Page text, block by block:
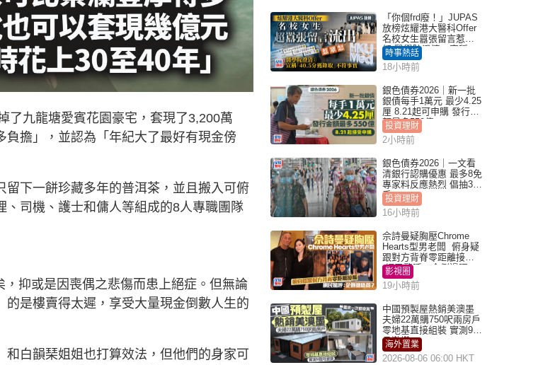
了九龍塘愛賓花園豪宅，套現了3,200萬
擔」，並認為「年紀大了最好有現金傍
下一餅珍藏多年的普洱茶，並且搬入可俯
司機、護士和傭人等組成的8人專職團隊
抑或是因喪偶之悲傷而患上絕症。但無論
是樓賣得太遲，享受大量現金倒數人生的
白韻琹姐姐也打算效法，但他們的身家可
「你個frd廢！」JUPAS
放榜炫耀港大醫科Offer
名校女生囂張留言惹眾
怒 醫學院澄清：宣稱
「40.5分獲錄取」不符事
實｜Juicy叮
時事熱話
18小時前
銀色債券2026｜新一批
銀債每手1萬元 最少4.25
厘 8.21起可申購 發行金
額最多550億
投資理財
2小時前
銀色債券2026｜一文看
清銀行認購優惠 最多8免
專家料反應熱烈 倡抽30
手
投資理財
16小時前
佘詩曼疑胸壓Chrome
Hearts型男老闆 俯身疑
跟對方背脊零距離接觸
網民驚呼：企側邊唔
得？
影視圈
19小時前
中國預製屋熱銷美澳墨
夫婦22萬購750呎兩房戶
零地基直接組裝 實測9個
月激讚
海外置業
2026-08-06 06:00 HKT